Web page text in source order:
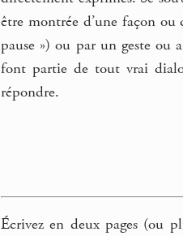
être montrée d’une façon
pause ») ou par un geste ou
font partie de tout vrai
répondre.
Écrivez en deux pages (ou